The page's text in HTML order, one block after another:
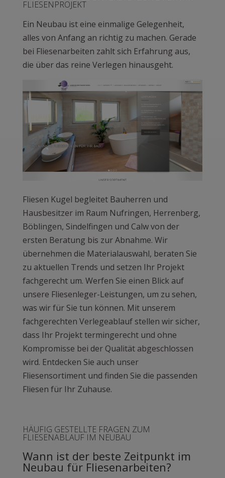
FLIESENPROJEKT
Ein Neubau ist eine einmalige Gelegenheit,
alles von Anfang an richtig zu machen. Gerade
bei Fliesenarbeiten zahlt sich Erfahrung aus,
die über das reine Verlegen hinausgeht.
Fliesen Kugel begleitet Bauherren und
Hausbesitzer im Raum Nufringen, Herrenberg,
Böblingen, Sindelfingen und Calw von der
ersten Beratung bis zur Abnahme. Wir
übernehmen die Materialauswahl, beraten Sie
zu aktuellen Trends und setzen Ihr Projekt
fachgerecht um. Werfen Sie einen Blick auf
unsere Fliesenleger-Leistungen, um zu sehen,
was wir für Sie tun können. Mit unserem
fachgerechten Verlegeablauf stellen wir sicher,
dass Ihr Projekt termingerecht und ohne
Kompromisse bei der Qualität abgeschlossen
wird. Entdecken Sie auch unser
Fliesensortiment und finden Sie die passenden
Fliesen für Ihr Zuhause.
HÄUFIG GESTELLTE FRAGEN ZUM
FLIESENABLAUF IM NEUBAU
Wann ist der beste Zeitpunkt im
Neubau für Fliesenarbeiten?